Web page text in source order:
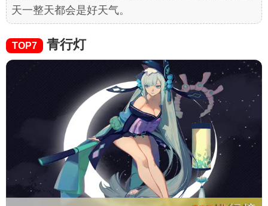
天一整天都会是好天气。
TOP7 青行灯